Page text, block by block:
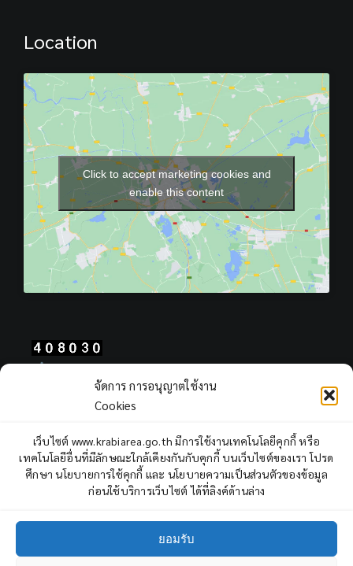
จัดการ การอนุญาตใช้งาน
Cookies
เว็บไซต์ www.krabiarea.go.th มีการใช้งานเทคโนโลยีคุกกี้ หรือ
เทคโนโลยีอื่นที่มีลักษณะใกล้เคียงกันกับคุกกี้ บนเว็บไซต์ของเรา โปรด
ศึกษา นโยบายการใช้คุกกี้ และ นโยบายความเป็นส่วนตัวของข้อมูล
ก่อนใช้บริการเว็บไซต์ ได้ที่ลิงค์ด้านล่าง
ยอมรับ
Location
Click to accept marketing cookies and
enable this content
Views Today : 2070
Views Yesterday : 2164
Total views : 965417
Who's Online : 5